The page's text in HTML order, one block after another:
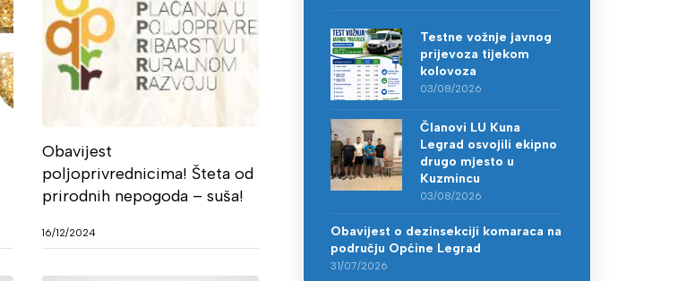
Obavijest
poljoprivrednicima! Šteta od
prirodnih nepogoda – suša!
16/12/2024
Testne vožnje javnog
prijevoza tijekom
kolovoza
03/08/2026
Članovi LU Kuna
Legrad osvojili ekipno
drugo mjesto u
Kuzmincu
03/08/2026
Obavijest o dezinsekciji komaraca na
području Općine Legrad
31/07/2026